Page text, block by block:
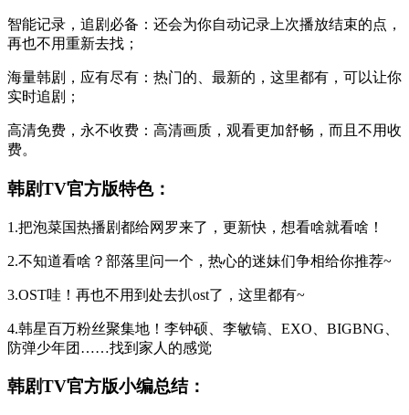
智能记录，追剧必备：还会为你自动记录上次播放结束的点，
再也不用重新去找；
海量韩剧，应有尽有：热门的、最新的，这里都有，可以让你
实时追剧；
高清免费，永不收费：高清画质，观看更加舒畅，而且不用收
费。
韩剧TV官方版特色：
1.把泡菜国热播剧都给网罗来了，更新快，想看啥就看啥！
2.不知道看啥？部落里问一个，热心的迷妹们争相给你推荐~
3.OST哇！再也不用到处去扒ost了，这里都有~
4.韩星百万粉丝聚集地！李钟硕、李敏镐、EXO、BIGBNG、
防弹少年团……找到家人的感觉
韩剧TV官方版小编总结：